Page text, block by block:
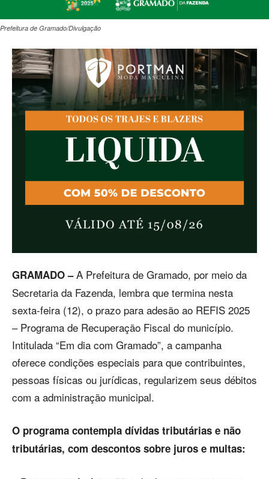
Prefeitura de Gramado/Divulgação
GRAMADO –A Prefeitura de Gramado, por meio da
Secretaria da Fazenda, lembra que termina nesta
sexta-feira (12), o prazo para adesão ao REFIS 2025
– Programa de Recuperação Fiscal do município.
Intitulada “Em dia com Gramado”, a campanha
oferece condições especiais para que contribuintes,
pessoas físicas ou jurídicas, regularizem seus débitos
com a administração municipal.
O programa contempla dívidas tributárias e não
tributárias, com descontos sobre juros e multas: